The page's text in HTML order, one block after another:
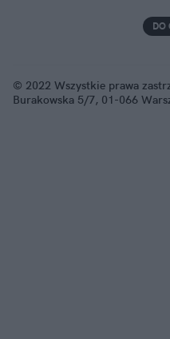
DO
© 2022 Wszystkie prawa
Burakowska 5/7, 01-066